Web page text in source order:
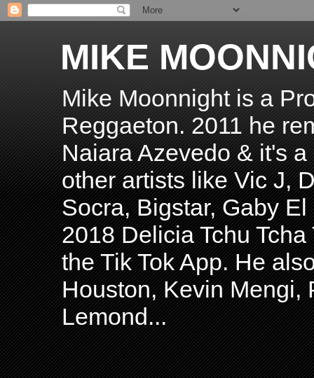
MIKE
Mike Moonnight is a
Reggaeton. 2011 he
Naiara Azevedo & it's
other artists like Vic J,
Socra, Bigstar, Gaby
2018 Delicia Tchu
the Tik Tok App. He
Houston, Kevin Mengi,
Lemond...